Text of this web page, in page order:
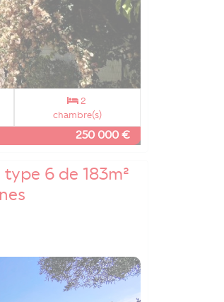
2
chambre(s)
250 000 €
6 de 183m²